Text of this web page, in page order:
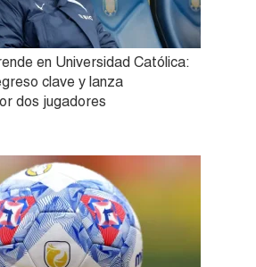
en Universidad Católica:
clave y lanza
dos jugadores